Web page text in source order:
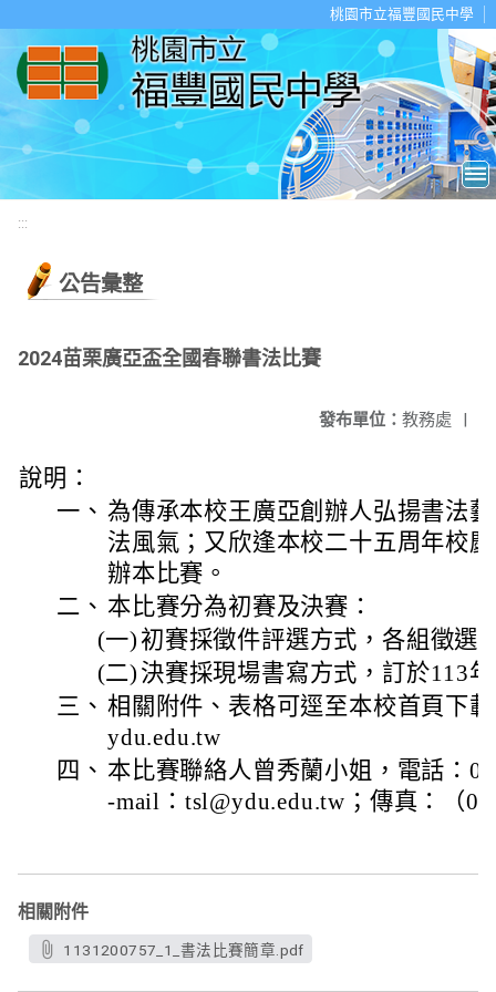
桃園市立福豐國民中學
:::
公告彙整
2024苗栗廣亞盃全國春聯書法比賽
發布單位： 教務處 |
說明：
一、 為傳承本校王廣亞創辦人弘揚書法
法風氣；又欣逢本校二十五周年校
辦本比賽。
二、 本比賽分為初賽及決賽：
(一) 初賽採徵件評選方式，各組徵選
(二) 決賽採現場書寫方式，訂於113
三、 相關附件、表格可逕至本校首頁下
ydu.edu.tw
四、 本比賽聯絡人曾秀蘭小姐，電話：
-mail：tsl@ydu.edu.tw；傳真：（
相關附件
1131200757_1_書法比賽簡章.pdf